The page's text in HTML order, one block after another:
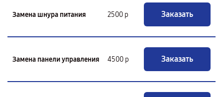
Замена шнура питания 2500 р Заказать
Замена панели управления 4500 р Заказать